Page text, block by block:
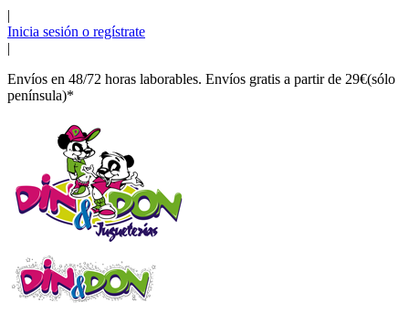
|
Inicia sesión o regístrate
|
Envíos en 48/72 horas laborables. Envíos gratis a partir de 29€(sólo
península)*